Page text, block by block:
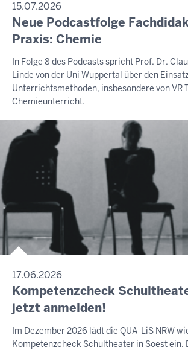
15.07.2026
Neue Podcastfolge
Praxis: Chemie
In Folge 8 des Podcasts spricht Prof. Dr.
Linde von der Uni Wuppertal über den
Unterrichtsmethoden, insbesondere von VR
Chemieunterricht.
17.06.2026
Kompetenzcheck
jetzt anmelden!
Im Dezember 2026 lädt die QUA-LiS NRW
Kompetenzcheck Schultheater in Soest ein.